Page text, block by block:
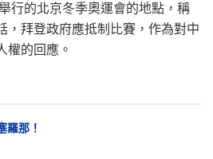
行的北京冬季奧運會的地點，稱
，拜登政府應抵制比賽，作為對中
權的回應。
羅那！